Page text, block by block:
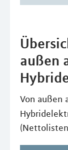
außen
Von außen